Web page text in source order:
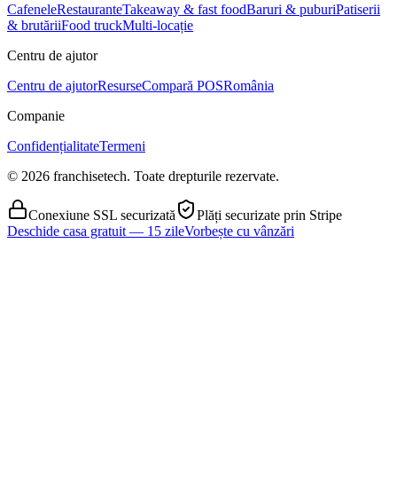
CafeneleRestauranteTakeaway & fast foodBaruri & puburiPatiserii
& brutăriiFood truckMulti-locație
Centru de ajutor
Centru de ajutorResurseCompară POSRomânia
Companie
ConfidențialitateTermeni
© 2026 franchisetech. Toate drepturile rezervate.
Conexiune SSL securizată
Plăți securizate prin Stripe
Deschide casa gratuit — 15 zileVorbește cu vânzări